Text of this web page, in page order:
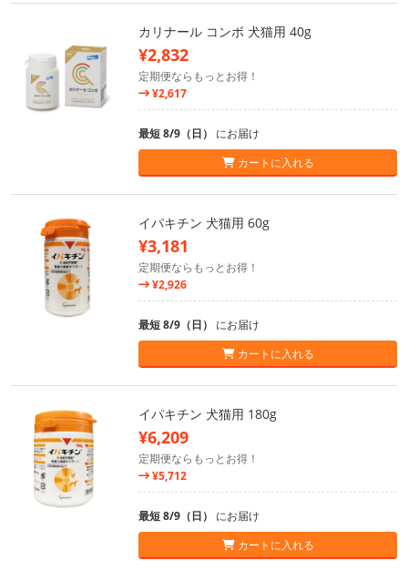
カリナール コンボ 犬猫用 40g
¥2,832
定期便ならもっとお得！
¥2,617
最短 8/9（日） にお届け
カートに入れる
イパキチン 犬猫用 60g
¥3,181
定期便ならもっとお得！
¥2,926
最短 8/9（日） にお届け
カートに入れる
イパキチン 犬猫用 180g
¥6,209
定期便ならもっとお得！
¥5,712
最短 8/9（日） にお届け
カートに入れる